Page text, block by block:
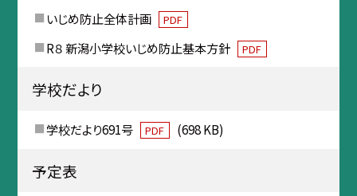
いじめ防止全体計画 PDF
R８ 新潟小学校いじめ防止基本方針 PDF
学校だより
学校だより691号 PDF (698 KB)
予定表